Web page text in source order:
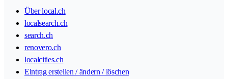
Über local.ch
localsearch.ch
search.ch
renovero.ch
localcities.ch
Eintrag erstellen / ändern / löschen